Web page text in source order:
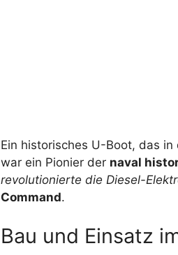
Ein historisches U-Boot, das
war ein Pionier der naval
revolutionierte die Diesel-
Command.
Bau und Einsatz